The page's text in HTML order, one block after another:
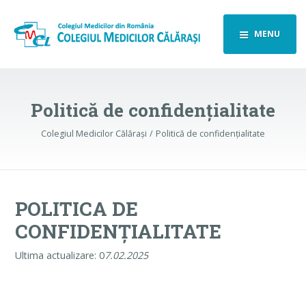
MENU
Politică de confidențialitate
Colegiul Medicilor Călărași Politică de confidențialitate
POLITICA DE
CONFIDENȚIALITATE
Ultima actualizare: 07.02.2025